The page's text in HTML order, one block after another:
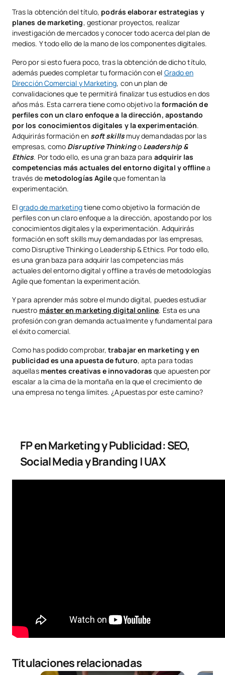
Tras la obtención del título, podrás elaborar estrategias y
planes de marketing, gestionar proyectos, realizar
investigación de mercados y conocer todo acerca del plan de
medios. Y todo ello de la mano de los componentes digitales.
Pero por si esto fuera poco, tras la obtención de dicho título,
además puedes completar tu formación con el Grado en
Dirección Comercial y Marketing, con un plan de
convalidaciones que te permitirá finalizar tus estudios en dos
años más. Esta carrera tiene como objetivo la formación de
perfiles con un claro enfoque a la dirección, apostando
por los conocimientos digitales y la experimentación.
Adquirirás formación en soft skillsmuy demandadas por las
empresas, como Disruptive Thinkingo Leadership &
Ethics. Por todo ello, es una gran baza para adquirir las
competencias más actuales del entorno digital y offlinea
través de metodologías Agileque fomentan la
experimentación.
Elgrado de marketingtiene como objetivo la formación de
perfiles con un claro enfoque a la dirección, apostando por los
conocimientos digitales y la experimentación. Adquirirás
formación en soft skills muy demandadas por las empresas,
como Disruptive Thinking o Leadership & Ethics. Por todo ello,
es una gran baza para adquirir las competencias más
actuales del entorno digital y offline a través de metodologías
Agile que fomentan la experimentación.
Y para aprender más sobre el mundo digital, puedes estudiar
nuestro máster en marketing digital online. Esta es una
profesión con gran demanda actualmente y fundamental para
el éxito comercial.
Como has podido comprobar,trabajar en marketing y en
publicidad es una apuesta de futuro, apta para todas
aquellas mentes creativas e innovadoras que apuesten por
escalar a la cima de la montaña en la que el crecimiento de
una empresa no tenga límites. ¿Apuestas por este camino?
FP en Marketing y Publicidad: SEO,
Social Media y Branding | UAX
Titulaciones relacionadas